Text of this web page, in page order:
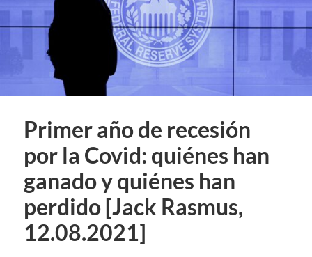
Primer año de recesión
por la Covid: quiénes han
ganado y quiénes han
perdido [Jack Rasmus,
12.08.2021]